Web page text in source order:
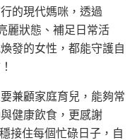
的現代媽咪，透過
麗狀態、補足日常活
發的女性，都能守護自
兼顧家庭育兒，能夠常
健康飲食，更感謝
接住每個忙碌日子，自